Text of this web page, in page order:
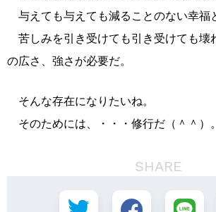
与えても与えても減ることのない幸福
苦しみを引き受けても引き受けても壊
の広さ、強さが必要だ。
そんな存在になりたいね。
そのためには、・・・修行だ（＾＾）。
SHARE